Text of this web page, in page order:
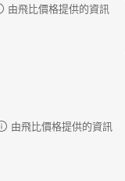
由飛比價格提供的資訊
由飛比價格提供的資訊